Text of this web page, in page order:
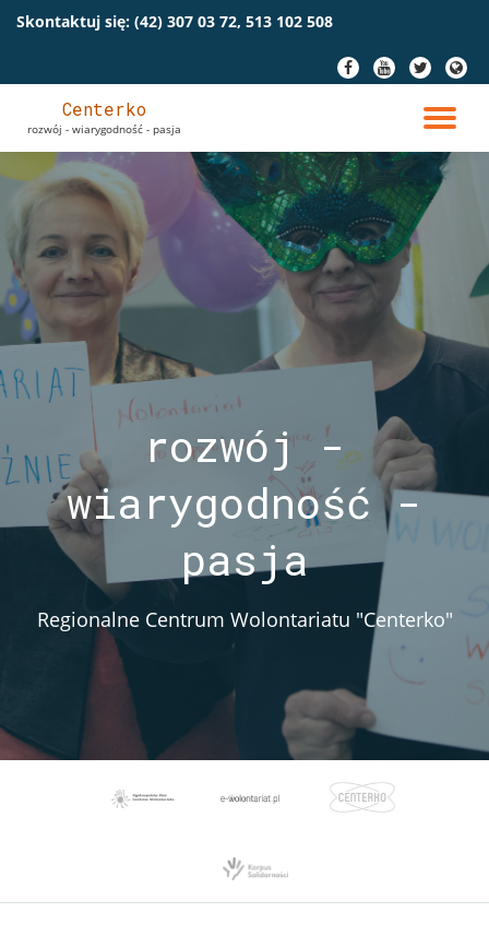
Skontaktuj się: (42) 307 03 72, 513 102 508
fa-
facebook
fa-
youtube
fa-
twitter
fa-
globe
Centerko
rozwój - wiarygodność - pasja
rozwój -
wiarygodność -
pasja
Regionalne Centrum Wolontariatu "Centerko"